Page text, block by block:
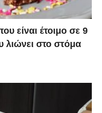
είναι έτοιμο σε 9
λιώνει στο στόμα